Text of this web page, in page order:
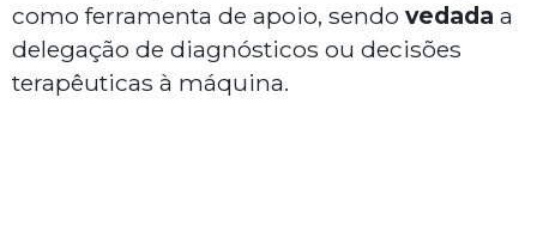
como ferramenta de apoio, sendo vedada a
delegação de diagnósticos ou decisões
terapêuticas à máquina.